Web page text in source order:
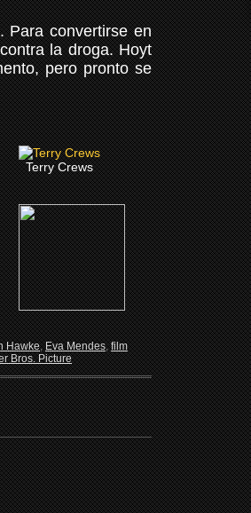
Para convertirse en
la droga. Hoyt
pero pronto se
Terry Crews
Hawke,Eva Mendes,film
Bros. Picture